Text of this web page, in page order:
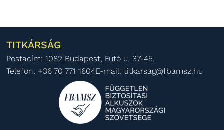
TITKÁRSÁG
Postacím: 1082 Budapest, Futó u. 37-45.
Telefon: +36 70 771 1604E-mail: titkarsag@fbamsz.hu